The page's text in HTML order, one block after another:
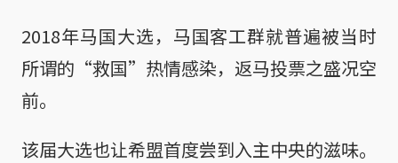
2018年马国大选，马国客工群就普遍被当时
所谓的“救国”热情感染，返马投票之盛况空
前。
该届大选也让希盟首度尝到入主中央的滋味。